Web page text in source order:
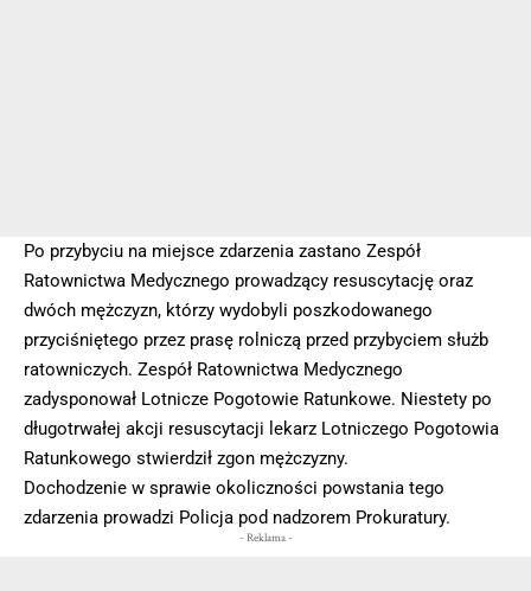
Po przybyciu na miejsce zdarzenia zastano Zespół
Ratownictwa Medycznego prowadzący resuscytację oraz
dwóch mężczyzn, którzy wydobyli poszkodowanego
przyciśniętego przez prasę rolniczą przed przybyciem służb
ratowniczych. Zespół Ratownictwa Medycznego
zadysponował Lotnicze Pogotowie Ratunkowe. Niestety po
długotrwałej akcji resuscytacji lekarz Lotniczego Pogotowia
Ratunkowego stwierdził zgon mężczyzny.
Dochodzenie w sprawie okoliczności powstania tego
zdarzenia prowadzi Policja pod nadzorem Prokuratury.
- Reklama -